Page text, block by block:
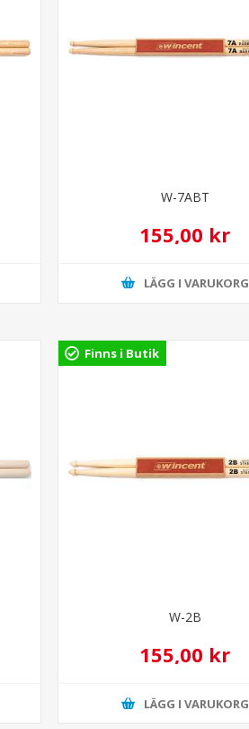
W-7ABT
155,00 kr
LÄGG I VARUKORG
Finns i Butik
W-2B
155,00 kr
LÄGG I VARUKORG